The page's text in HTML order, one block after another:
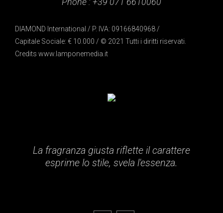
DIAMOND International / P. IVA: 09166840968 /
Capitale Sociale: € 10.000 / © 2021 Tutti i diritti riservati.
Credits www.lamponemedia.it
La fragranza giusta riflette il carattere
esprime lo stile, svela l'essenza.